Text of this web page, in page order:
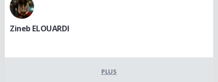
Zineb ELOUARDI
PLUS